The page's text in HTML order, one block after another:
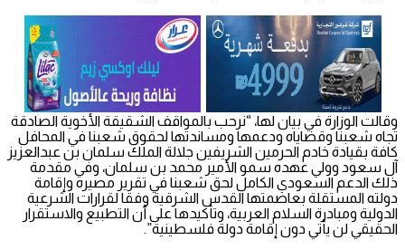
وقالت الوزارة في بيان لها، “نرحب بالمواقف الشقيقة الأخوية الصادقة
تجاه شعبنا وقضاياه ودعمها ومساندتها لحقوق شعبنا في المحافل
كافة بقيادة خادم الحرمين الشريفين جلالة الملك سلمان بن عبدالعزيز
آل سعود وولي عهده سمو الأمير محمد بن سلمان، وفي مقدمة
ذلك الدعم السعودي الكامل لحق شعبنا في تقرير مصيره وإقامة
دولته المستقلة بعاصمتها القدس الشرقية وفقا لقرارات الشرعية
الدولية ومبادرة السلام العربية، وتأكيدها على أن التطبيع والاستقرار
الحقيقي لن يأتي دون إقامة دولة فلسطينية”.